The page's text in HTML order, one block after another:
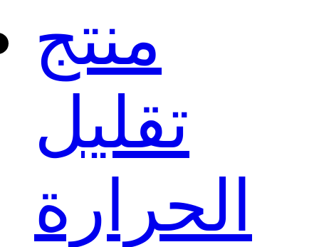
منتج
تقليل
الحرارة